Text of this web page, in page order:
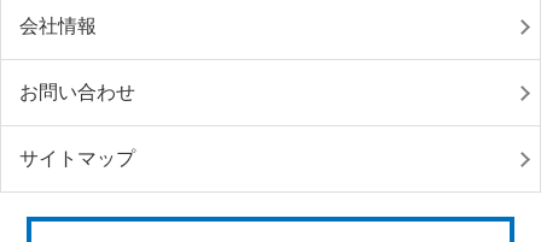
会社情報
お問い合わせ
サイトマップ